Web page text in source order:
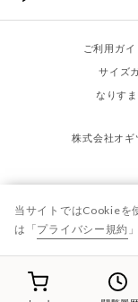
ご利用ガイ
サイズ
なりす
株式会社オギ
©
当サイトではCookieを
は「プライバシー規約